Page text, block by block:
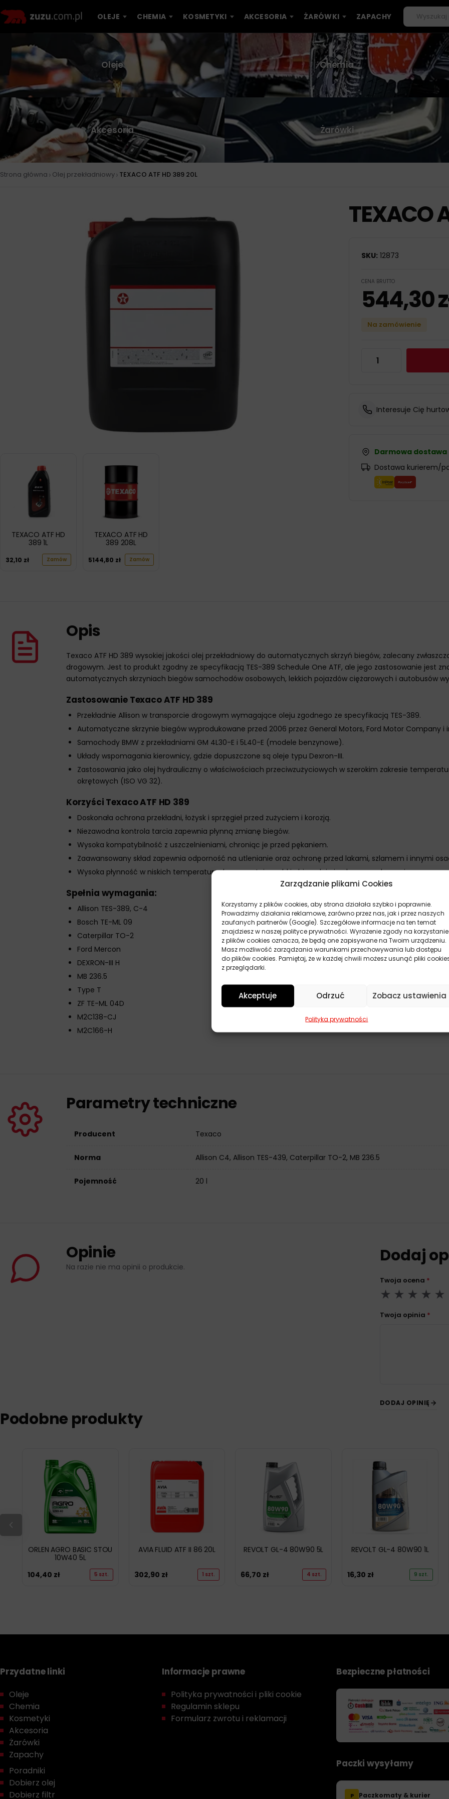
Zarządzanie plikami Cookies
Korzystamy z plików cookies, aby strona działała szybko i poprawnie.
Prowadzimy działania reklamowe, zarówno przez nas, jak i przez naszych
zaufanych partnerów (Google). Szczegółowe informacje na ten temat
znajdziesz w naszej polityce prywatności. Wyrażenie zgody na korzystanie
z plików cookies oznacza, że będą one zapisywane na Twoim urządzeniu.
Masz możliwość zarządzania warunkami przechowywania lub dostępu
do plików cookies. Pamiętaj, że w każdej chwili możesz usunąć pliki
z przeglądarki.
Akceptuje Odrzuć Zobacz ustawienia
Polityka prywatności
OLEJE CHEMIA KOSMETYKI AKCESORIA ŻARÓWKI ZAPACHY
Oleje Chemia
Akcesoria Żarówki
Strona główna › Olej przekładniowy› TEXACO ATF HD 389 20L
TEXACO ATF HD
389 1L
32,10 zł Zamów
TEXACO ATF HD
389 208L
5144,80 zł Zamów
TEXACO
SKU: 12873
CENA BRUTTO
544,30
Na zamówienie
Interesuje Cię
Darmowa dostawa
Dostawa kurierem/
Opis
Texaco ATF HD 389 wysokiej jakości olej przekładniowy do automatycznych skrzyń biegów, zalecany
drogowym. Jest to produkt zgodny ze specyfikacją TES-389 Schedule One ATF, ale jego zastosowanie jest
automatycznych skrzyniach biegów samochodów osobowych, lekkich pojazdów ciężarowych i autobusów
Zastosowanie Texaco ATF HD 389
Przekładnie Allison w transporcie drogowym wymagające oleju zgodnego ze specyfikacją TES-389.
Automatyczne skrzynie biegów wyprodukowane przed 2006 przez General Motors, Ford Motor Company i
Samochody BMW z przekładniami GM 4L30-E i 5L40-E (modele benzynowe).
Układy wspomagania kierownicy, gdzie dopuszczone są oleje typu Dexron-III.
Zastosowania jako olej hydrauliczny o właściwościach przeciwzużyciowych w szerokim zakresie
okrętowych (ISO VG 32).
Korzyści Texaco ATF HD 389
Doskonała ochrona przekładni, łożysk i sprzęgieł przed zużyciem i korozją.
Niezawodna kontrola tarcia zapewnia płynną zmianę biegów.
Wysoka kompatybilność z uszczelnieniami, chroniąc je przed pękaniem.
Zaawansowany skład zapewnia odporność na utlenianie oraz ochronę przed lakami, szlamem i innymi
Wysoka płynność w niskich temperaturach gwarantuje szybki obieg oleju i ochronę podczas zimnego
Spełnia wymagania:
Allison TES-389, C-4
Bosch TE-ML 09
Caterpillar TO-2
Ford Mercon
DEXRON-III H
MB 236.5
Type T
ZF TE-ML 04D
M2C138-CJ
M2C166-H
Parametry techniczne
Producent Texaco
Norma Allison C4, Allison TES-439, Caterpillar TO-2, MB 236.5
Pojemność 20 l
Opinie
Na razie nie ma opinii o produkcie.
Dodaj
Twoja ocena *
Twoja opinia *
DODAJ OPINIĘ
Podobne produkty
ORLEN AGRO BASIC STOU
10W40 5L
104,40 zł 5 szt.
AVIA FLUID ATF II 86 20L
302,90 zł 1 szt.
REVOLT GL-4 80W90 5L
66,70 zł 4 szt.
REVOLT GL-4 80W90 1L
16,30 zł 9 szt.
Przydatne linki
Oleje
Chemia
Kosmetyki
Akcesoria
Żarówki
Zapachy
Poradniki
Dobierz olej
Dobierz filtr
Informacje prawne
Polityka prywatności i pliki cookie
Regulamin sklepu
Formularz zwrotu i reklamacji
Bezpieczne płatności
Paczki wysyłamy
P Paczkomaty & kurier